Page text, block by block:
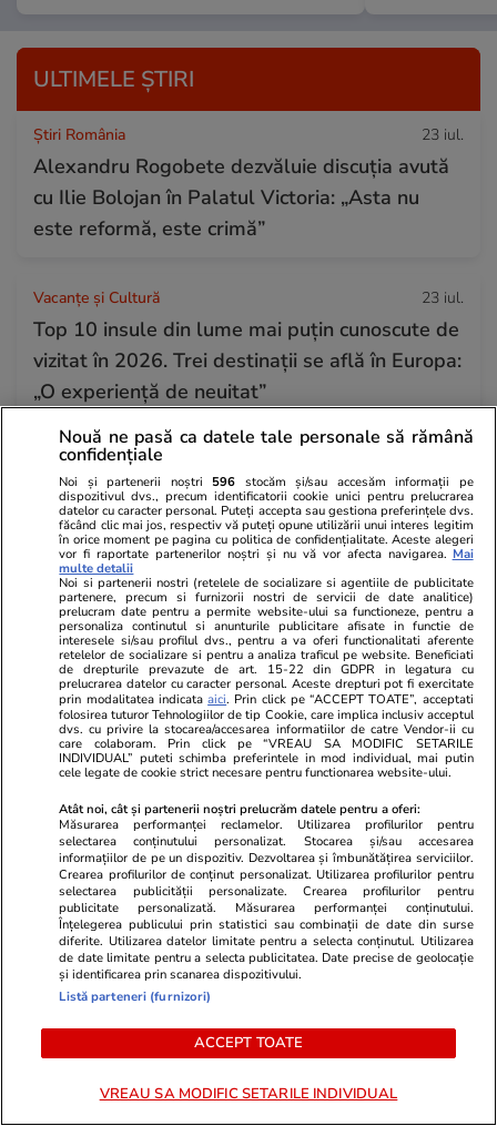
ULTIMELE ȘTIRI
Știri România 23 iul.
Alexandru Rogobete dezvăluie discuția avută
cu Ilie Bolojan în Palatul Victoria: „Asta nu
este reformă, este crimă”
Vacanțe și Cultură 23 iul.
Top 10 insule din lume mai puțin cunoscute de
vizitat în 2026. Trei destinații se află în Europa:
„O experiență de neuitat”
Știri Externe
Donald Trump nu se opune extrădării fraților
Tate în Marea Britanie, unde sunt acuzați de
noi infracțiuni de viol și trafic de persoane
Știri România 23 iul.
Haos la admiterea ASE 2026: candidaților li
se cere jumătate din taxa de școlarizare
înainte de a afla unde au fost repartizați
Citește mai multe
TRENDING
Horoscop 23 iul.
Horoscop 24 iulie 2026. Vărsătorii au unele
probleme de la locul de muncă ce dispar de la
sine, iar altele vor deveni mai ușor de rezolvat
Rezultatele loto din 23 iulie 2026. Numerele
Nouă ne pasă ca datele tale personale să rămână
confidențiale
Noi și partenerii noștri 596 stocăm și/sau accesăm informații pe
dispozitivul dvs., precum identificatorii cookie unici pentru prelucrarea
datelor cu caracter personal. Puteți accepta sau gestiona preferințele dvs.
făcând clic mai jos, respectiv vă puteți opune utilizării unui interes legitim
în orice moment pe pagina cu politica de confidențialitate. Aceste alegeri
vor fi raportate partenerilor noștri și nu vă vor afecta navigarea. Mai
multe detalii
Noi si partenerii nostri (retelele de socializare si agentiile de publicitate
partenere, precum si furnizorii nostri de servicii de date analitice)
prelucram date pentru a permite website-ului sa functioneze, pentru a
personaliza continutul si anunturile publicitare afisate in functie de
interesele si/sau profilul dvs., pentru a va oferi functionalitati aferente
retelelor de socializare si pentru a analiza traficul pe website. Beneficiati
de drepturile prevazute de art. 15-22 din GDPR in legatura cu
prelucrarea datelor cu caracter personal. Aceste drepturi pot fi exercitate
prin modalitatea indicataaici. Prin click pe “ACCEPT TOATE”, acceptati
folosirea tuturor Tehnologiilor de tip Cookie, care implica inclusiv acceptul
dvs. cu privire la stocarea/accesarea informatiilor de catre Vendor-ii cu
care colaboram. Prin click pe “VREAU SA MODIFIC SETARILE
INDIVIDUAL” puteti schimba preferintele in mod individual, mai putin
cele legate de cookie strict necesare pentru functionarea website-ului.
Atât noi, cât și partenerii noștri prelucrăm datele pentru a oferi:
Măsurarea performanței reclamelor. Utilizarea profilurilor pentru
selectarea conținutului personalizat. Stocarea și/sau accesarea
informațiilor de pe un dispozitiv. Dezvoltarea și îmbunătățirea serviciilor.
Crearea profilurilor de conținut personalizat. Utilizarea profilurilor pentru
selectarea publicității personalizate. Crearea profilurilor pentru
publicitate personalizată. Măsurarea performanței conținutului.
Înțelegerea publicului prin statistici sau combinații de date din surse
diferite. Utilizarea datelor limitate pentru a selecta conținutul. Utilizarea
de date limitate pentru a selecta publicitatea. Date precise de geolocație
și identificarea prin scanarea dispozitivului.
Listă parteneri (furnizori)
ACCEPT TOATE
VREAU SA MODIFIC SETARILE INDIVIDUAL